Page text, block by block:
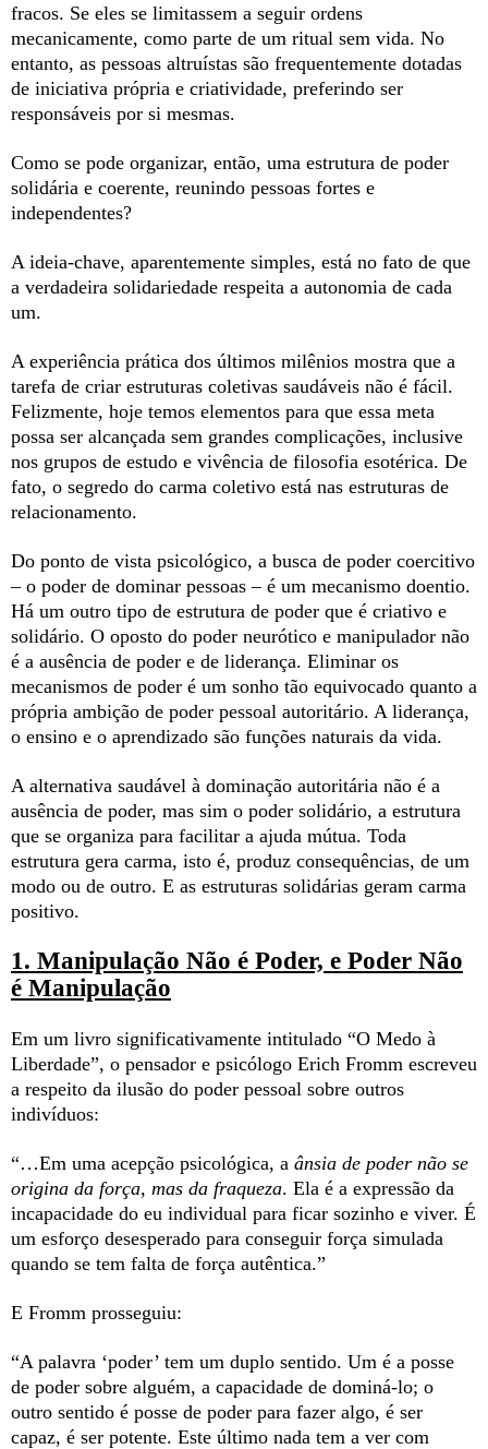
fracos. Se eles se limitassem a seguir ordens
mecanicamente, como parte de um ritual sem vida. No
entanto, as pessoas altruístas são frequentemente dotadas
de iniciativa própria e criatividade, preferindo ser
responsáveis por si mesmas.
Como se pode organizar, então, uma estrutura de poder
solidária e coerente, reunindo pessoas fortes e
independentes?
A ideia-chave, aparentemente simples, está no fato de que
a verdadeira solidariedade respeita a autonomia de cada
um.
A experiência prática dos últimos milênios mostra que a
tarefa de criar estruturas coletivas saudáveis não é fácil.
Felizmente, hoje temos elementos para que essa meta
possa ser alcançada sem grandes complicações, inclusive
nos grupos de estudo e vivência de filosofia esotérica. De
fato, o segredo do carma coletivo está nas estruturas de
relacionamento.
Do ponto de vista psicológico, a busca de poder coercitivo
– o poder de dominar pessoas – é um mecanismo doentio.
Há um outro tipo de estrutura de poder que é criativo e
solidário. O oposto do poder neurótico e manipulador não
é a ausência de poder e de liderança. Eliminar os
mecanismos de poder é um sonho tão equivocado quanto a
própria ambição de poder pessoal autoritário. A liderança,
o ensino e o aprendizado são funções naturais da vida.
A alternativa saudável à dominação autoritária não é a
ausência de poder, mas sim o poder solidário, a estrutura
que se organiza para facilitar a ajuda mútua. Toda
estrutura gera carma, isto é, produz consequências, de um
modo ou de outro. E as estruturas solidárias geram carma
positivo.
1. Manipulação Não é Poder, e Poder Não
é Manipulação
Em um livro significativamente intitulado “O Medo à
Liberdade”, o pensador e psicólogo Erich Fromm escreveu
a respeito da ilusão do poder pessoal sobre outros
indivíduos:
“…Em uma acepção psicológica, a ânsia de poder não se
origina da força, mas da fraqueza. Ela é a expressão da
incapacidade do eu individual para ficar sozinho e viver. É
um esforço desesperado para conseguir força simulada
quando se tem falta de força autêntica.”
E Fromm prosseguiu:
“A palavra ‘poder’ tem um duplo sentido. Um é a posse
de poder sobre alguém, a capacidade de dominá-lo; o
outro sentido é posse de poder para fazer algo, é ser
capaz, é ser potente. Este último nada tem a ver com